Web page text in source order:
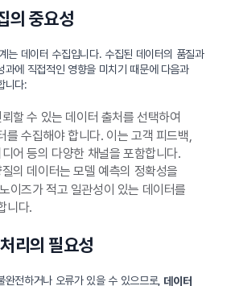
의 중요성
는 데이터 수집입니다. 수집된 데이터의 품질과
과에 직접적인 영향을 미치기 때문에 다음과
니다:
할 수 있는 데이터 출처를 선택하여
를 수집해야 합니다. 이는 고객 피드백,
어 등의 다양한 채널을 포함합니다.
의 데이터는 모델 예측의 정확성을
이즈가 적고 일관성이 있는 데이터를
니다.
리의 필요성
완전하거나 오류가 있을 수 있으므로, 데이터